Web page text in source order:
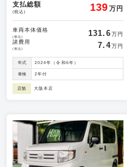
支払総額
(税込) 139 万円
車両本体価格
(税込) 131.6 万円
諸費用
(税込) 7.4万円
年式 2024年（令和6年）
車検 2年付
店舗 大阪本店